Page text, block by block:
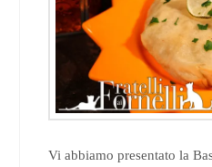
Vi abbiamo presentato la